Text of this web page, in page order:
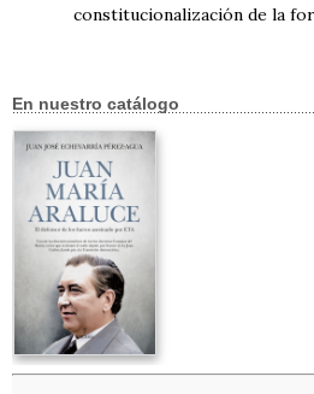
constitucionalización de la
En nuestro catálogo